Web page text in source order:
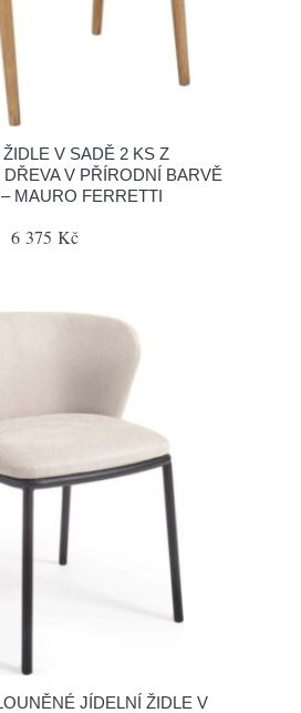
V SADĚ 2 KS Z
V PŘÍRODNÍ BARVĚ
MAURO FERRETTI
6 375 Kč
JÍDELNÍ ŽIDLE V